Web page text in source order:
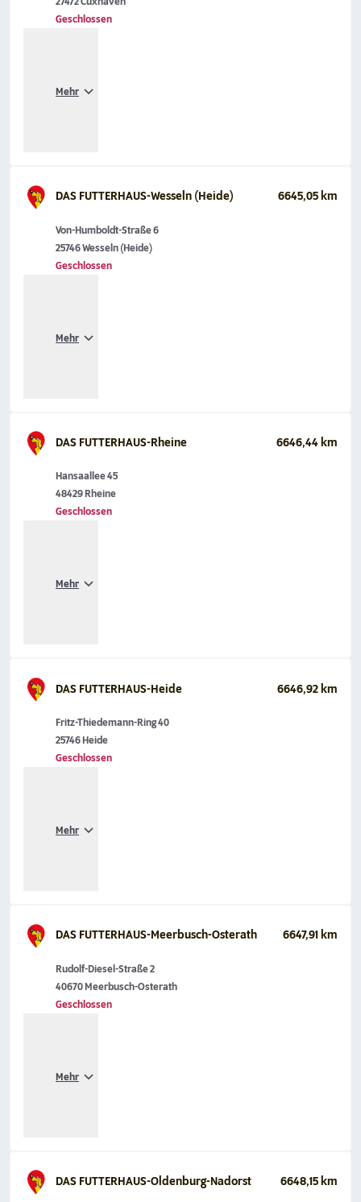
Geschlossen
Mehr
DAS FUTTERHAUS-Wesseln (Heide) 6645,05 km
Von-Humboldt-Straße 6
25746 Wesseln (Heide)
Geschlossen
Mehr
DAS FUTTERHAUS-Rheine 6646,44 km
Hansaallee 45
48429 Rheine
Geschlossen
Mehr
DAS FUTTERHAUS-Heide 6646,92 km
Fritz-Thiedemann-Ring 40
25746 Heide
Geschlossen
Mehr
DAS FUTTERHAUS-Meerbusch-Osterath 6647,91 km
Rudolf-Diesel-Straße 2
40670 Meerbusch-Osterath
Geschlossen
Mehr
DAS FUTTERHAUS-Oldenburg-Nadorst 6648,15 km